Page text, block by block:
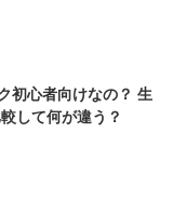
初心者向けなの？ 生
して何が違う？